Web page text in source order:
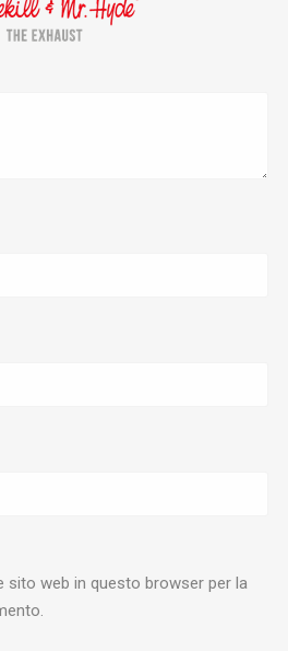
sito web in questo browser per la